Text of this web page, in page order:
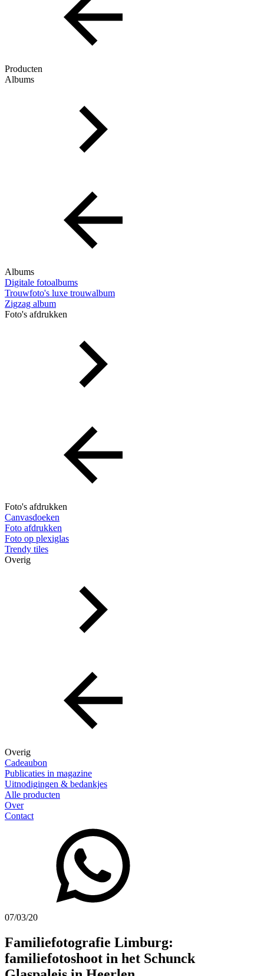
Producten
Albums
Albums
Digitale fotoalbums
Trouwfoto's luxe trouwalbum
Zigzag album
Foto's afdrukken
Foto's afdrukken
Canvasdoeken
Foto afdrukken
Foto op plexiglas
Trendy tiles
Overig
Overig
Cadeaubon
Publicaties in magazine
Uitnodigingen & bedankjes
Alle producten
Over
Contact
07/03/20
Familiefotografie Limburg:
familiefotoshoot in het Schunck